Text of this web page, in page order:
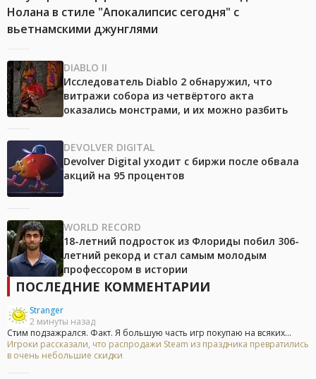
Нолана в стиле "Апокалипсис сегодня" с
вьетнамскими джунглями
DIABLO II
Исследователь Diablo 2 обнаружил, что
витражи собора из четвёртого акта
оказались монстрами, и их можно разбить
DEVOLVER DIGITAL
Devolver Digital уходит с биржи после обвала
акций на 95 процентов
WORLD RECORD
18-летний подросток из Флориды побил 306-
летний рекорд и стал самым молодым
профессором в истории
ПОСЛЕДНИЕ КОММЕНТАРИИ
Stranger
2 минуты назад
Стим подзажрался. Факт. Я большую часть игр покупаю на всяких...
Игроки рассказали, что распродажи Steam из праздника превратились
в очень небольшие скидки